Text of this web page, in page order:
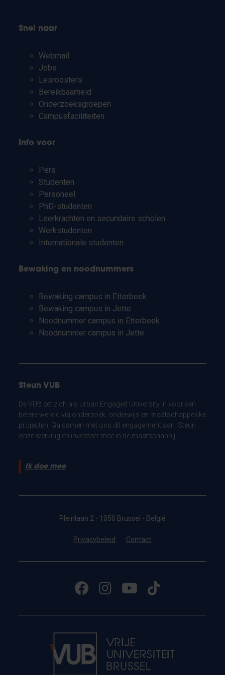
Snel naar
Webmail
Jobs
Lesroosters
Bereikbaarheid
Onderzoeksgroepen
Campusfaciliteiten
Info voor
Pers
Studenten
Personeel
PhD-studenten
Leerkrachten en secundaire scholen
Werkstudenten
Internationale studenten
Bewaking en noodnummers
Bewaking campus in Etterbeek
Bewaking campus in Jette
Noodnummer campus in Etterbeek
Noodnummer campus in Jette
Steun VUB
De VUB zet zich als Urban Engaged University in voor een
betere wereld via onderzoek, onderwijs en maatschappelijke
projecten. Ga samen met ons dit engagement aan. Steun
onze werking en investeer mee in de maatschappij.
Ik doe mee
Pleinlaan 2 - 1050 Brussel - België
Privacybeleid Contact